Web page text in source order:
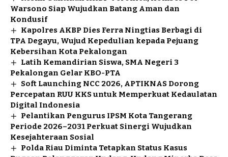
Warsono Siap Wujudkan Batang Aman dan
Kondusif
Kapolres AKBP Dies Ferra Ningtias Berbagi di
TPA Degayu, Wujud Kepedulian kepada Pejuang
Kebersihan Kota Pekalongan
Latih Kemandirian Siswa, SMA Negeri 3
Pekalongan Gelar KBO-PTA
Soft Launching NCC 2026, APTIKNAS Dorong
Percepatan RUU KKS untuk Memperkuat Kedaulatan
Digital Indonesia
Pelantikan Pengurus IPSM Kota Tangerang
Periode 2026–2031 Perkuat Sinergi Wujudkan
Kesejahteraan Sosial
Polda Riau Diminta Tetapkan Status Kasus